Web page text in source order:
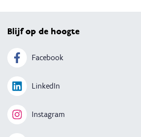
Blijf op de hoogte
Facebook
LinkedIn
Instagram